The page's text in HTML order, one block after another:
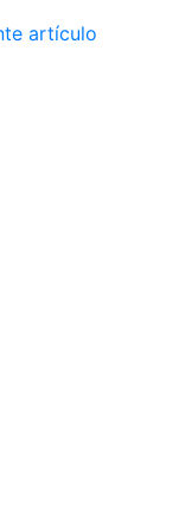
artículo